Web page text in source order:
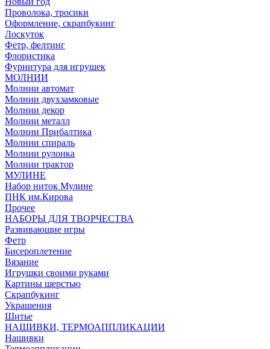
Проволока, тросики
Оформление, скрапбукинг
Лоскуток
Фетр, фелтинг
Флористика
Фурнитура для игрушек
МОЛНИИ
Молнии автомат
Молнии двухзамковые
Молнии декор
Молнии металл
Молнии Прибалтика
Молнии спираль
Молнии рулонка
Молнии трактор
МУЛИНЕ
Набор ниток Мулине
ПНК им.Кирова
Прочее
НАБОРЫ ДЛЯ ТВОРЧЕСТВА
Развивающие игры
Фетр
Бисероплетение
Вязание
Игрушки своими руками
Картины шерстью
Скрапбукинг
Украшения
Шитье
НАШИВКИ, ТЕРМОАППЛИКАЦИИ
Нашивки